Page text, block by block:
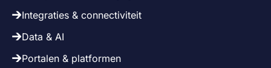
Integraties & connectiviteit
Data & AI
Portalen & platformen